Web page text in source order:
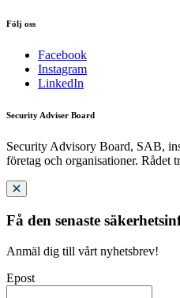
Följ oss
Facebook
Instagram
LinkedIn
Security Adviser Board
Security Advisory Board, SAB,
företag och organisationer. Rådet
Få den senaste
Anmäl dig till vårt nyhetsbrev!
Epost